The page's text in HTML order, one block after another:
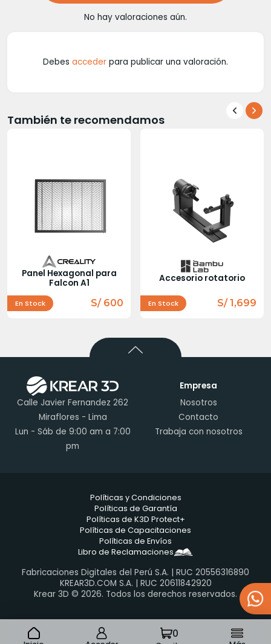
0
No hay valoraciones aún.
Debes acceder para publicar una valoración.
También te recomendamos
Panel Hexagonal para
Falcon A1
En Stock S/ 600
Accesorio rotatorio
En Stock S/ 1,699
Calle Javier Fernandez 262
Miraflores - Lima
Lun - Sáb de 9:00 am a 7:00
pm
Empresa
Nosotros
Contacto
Trabaja con nosotros
Políticas y Condiciones
Políticas de Garantía
Políticas de K3D Protect+
Políticas de Capacitaciones
Políticas de Envíos
Libro de Reclamaciones
Fabricaciones Digitales del Perú S.A. | RUC 20556316890
KREAR3D.COM S.A. | RUC 20611842920
Krear 3D © 2026. Todos los derechos reservados.